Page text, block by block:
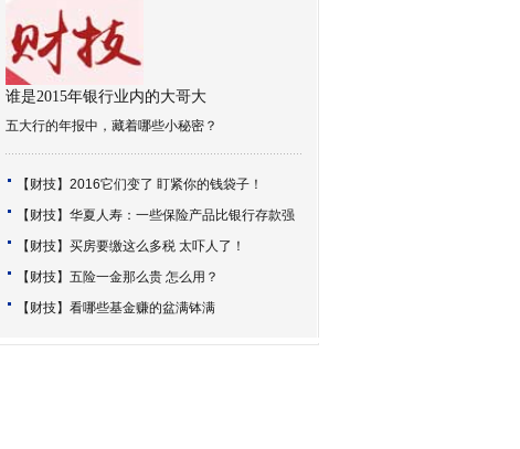
谁是2015年银行业内的大哥大
五大行的年报中，藏着哪些小秘密？
【财技】 2016它们变了 盯紧你的钱袋子！
【财技】 华夏人寿：一些保险产品比银行存款强
【财技】 买房要缴这么多税 太吓人了！
【财技】 五险一金那么贵 怎么用？
【财技】 看哪些基金赚的盆满钵满